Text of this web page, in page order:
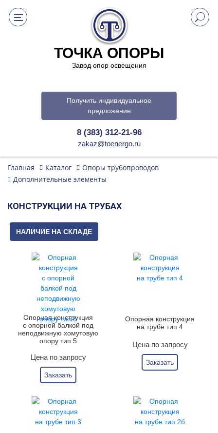
ТОЧКА ОПОРЫ
Завод опор освещения
Получить индивидуальное
предложение
8 (383) 312-21-96
zakaz@toenergo.ru
Главная Каталог
Опоры трубопроводов
Дополнительные элементы
КОНСТРУКЦИИ НА ТРУБАХ
НАЛИЧИЕ НА СКЛАДЕ
Опорная конструкция
с опорной балкой под
неподвижную хомутовую
опору тип 5
Цена по запросу
Заказать
Опорная конструкция
на трубе тип 4
Цена по запросу
Заказать